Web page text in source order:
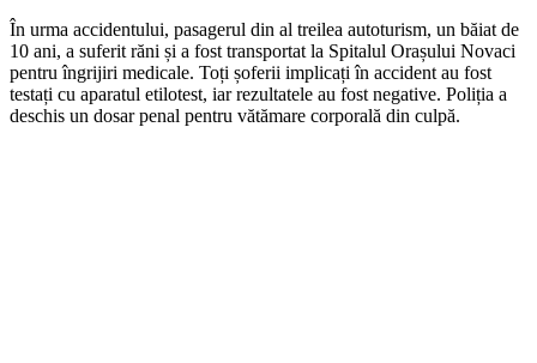
În urma accidentului, pasagerul din al treilea autoturism, un băiat de
10 ani, a suferit răni și a fost transportat la Spitalul Orașului Novaci
pentru îngrijiri medicale. Toți șoferii implicați în accident au fost
testați cu aparatul etilotest, iar rezultatele au fost negative. Poliția a
deschis un dosar penal pentru vătămare corporală din culpă.